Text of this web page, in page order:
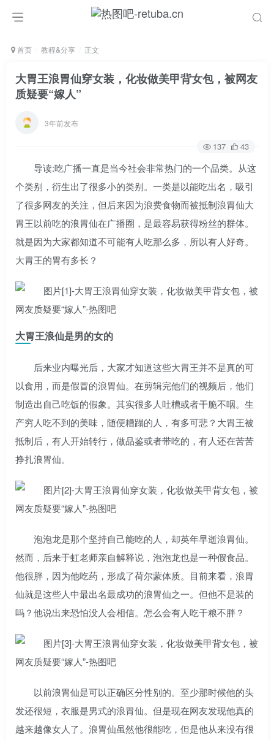
首页 教程&分享 正文
大胃王浪胃仙穿女装，化妆做美甲背女包，被网友
质疑要“嫁人”
3年前发布
137 43
导读:吃广播一直是当今社会非常热门的一个品类。从这
个类别，衍生出了很多小的类别。一类是以能吃出名，吸引
了很多网友的关注，但后来因为浪费食物而被抵制浪胃仙大
胃王以前吃的浪胃仙在广播圈，是最容易获得粉丝的群体。
就是因为大家都知道不可能有人吃那么多，所以有人好奇。
大胃王的胃有多长？
大胃王浪仙是男的女的
后来业内曝光后，大家才知道这些大胃王并不是真的可
以食用，而是假冒的浪胃仙。在剪辑完他们的视频后，他们
制造出自己吃饭的假象。其实很多人吐槽或者干脆不咽。生
产穷人吃不到的美味，随便糟蹋的人，有多可悲？大胃王被
抵制后，有人开始转行，做品鉴或者带吃的，有人还在苦苦
挣扎浪胃仙。
泡泡龙是那个坚持自己能吃的人，却英年早逝浪胃仙。
然而，后来于虹老师亲自解释说，泡泡龙也是一种假食品。
他很胖，因为他吃药，形成了荷尔蒙体质。目前来看，浪胃
仙就是这些人中最出名最成功的浪胃仙之一。但他不是装的
吗？他说出来恐怕没人会相信。怎么会有人吃干粮不胖？
以前浪胃仙是可以正确区分性别的。至少那时候他的头
发还很短，衣服是男式的浪胃仙。但是现在网友发现他真的
越来越像女人了。浪胃仙虽然他很能吃，但是他从来没有很